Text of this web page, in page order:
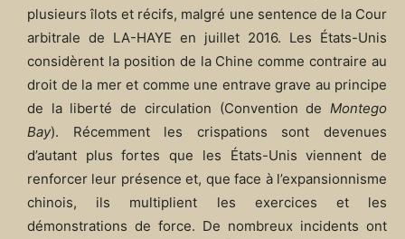
plusieurs îlots et récifs, malgré une sentence de la Cour
arbitrale de LA-HAYE en juillet 2016. Les États-Unis
considèrent la position de la Chine comme contraire au
droit de la mer et comme une entrave grave au principe
de la liberté de circulation (Convention de Montego
Bay). Récemment les crispations sont devenues
d’autant plus fortes que les États-Unis viennent de
renforcer leur présence et, que face à l’expansionnisme
chinois, ils multiplient les exercices et les
démonstrations de force. De nombreux incidents ont